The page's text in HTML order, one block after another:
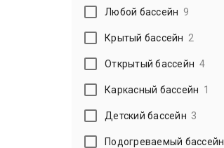
Любой бассейн 9
Крытый бассейн 2
Открытый бассейн 4
Каркасный бассейн 1
Детский бассейн 3
Подогреваемый бассейн